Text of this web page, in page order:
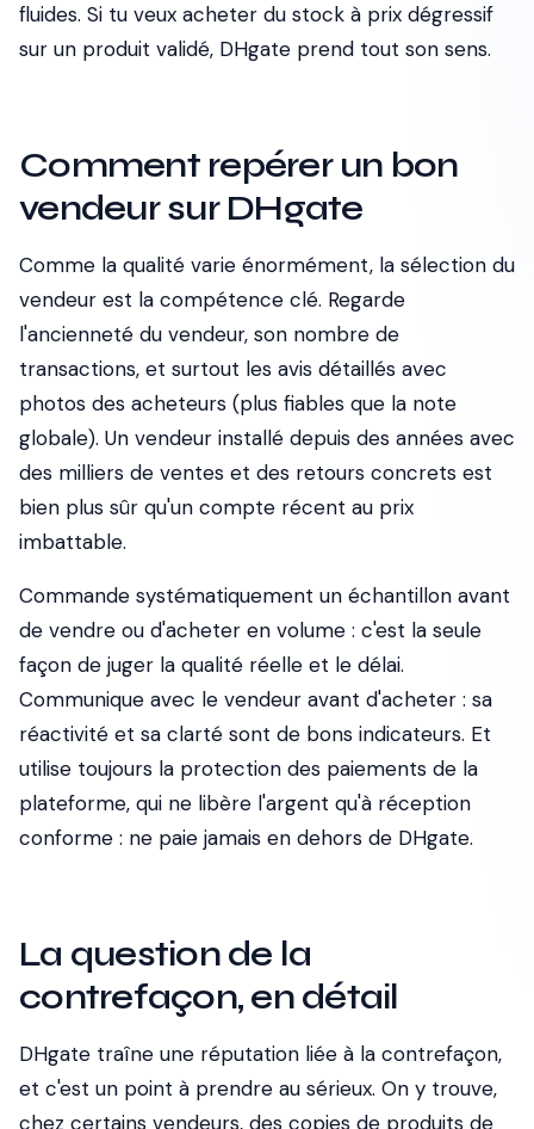
fluides. Si tu veux acheter du stock à prix dégressif
sur un produit validé, DHgate prend tout son sens.
Comment repérer un bon
vendeur sur DHgate
Comme la qualité varie énormément, la sélection du
vendeur est la compétence clé. Regarde
l'ancienneté du vendeur, son nombre de
transactions, et surtout les avis détaillés avec
photos des acheteurs (plus fiables que la note
globale). Un vendeur installé depuis des années avec
des milliers de ventes et des retours concrets est
bien plus sûr qu'un compte récent au prix
imbattable.
Commande systématiquement un échantillon avant
de vendre ou d'acheter en volume : c'est la seule
façon de juger la qualité réelle et le délai.
Communique avec le vendeur avant d'acheter : sa
réactivité et sa clarté sont de bons indicateurs. Et
utilise toujours la protection des paiements de la
plateforme, qui ne libère l'argent qu'à réception
conforme : ne paie jamais en dehors de DHgate.
La question de la
contrefaçon, en détail
DHgate traîne une réputation liée à la contrefaçon,
et c'est un point à prendre au sérieux. On y trouve,
chez certains vendeurs, des copies de produits de